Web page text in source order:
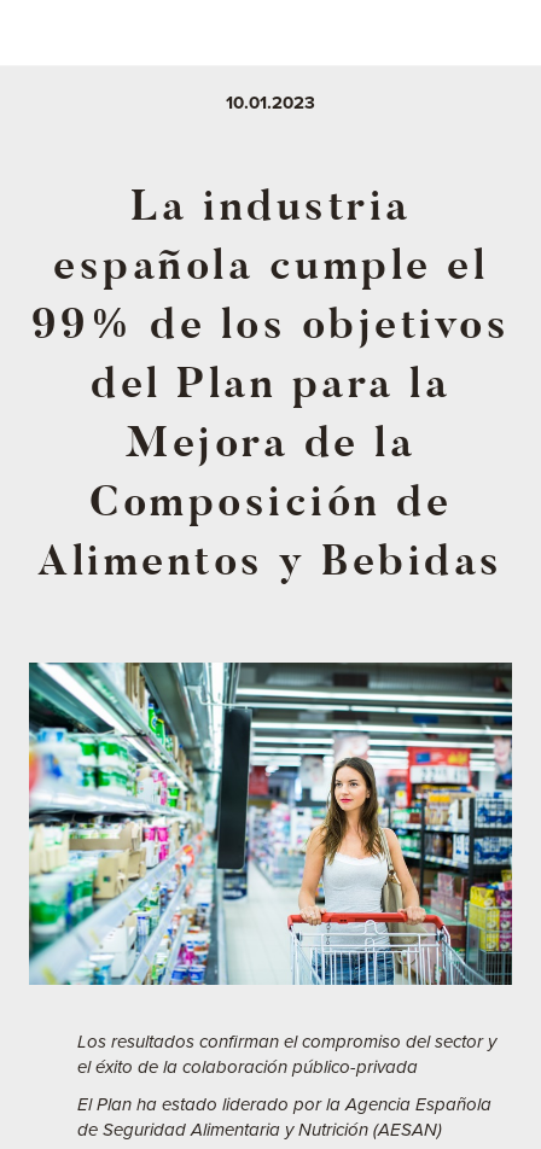
10.01.2023
La industria
española cumple el
99% de los objetivos
del Plan para la
Mejora de la
Composición de
Alimentos y Bebidas
Los resultados confirman el compromiso del sector y
el éxito de la colaboración público-privada
El Plan ha estado liderado por la Agencia Española
de Seguridad Alimentaria y Nutrición (AESAN)